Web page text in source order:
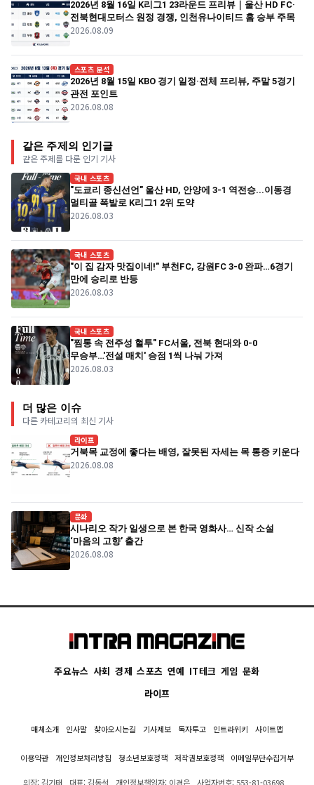
2026년 8월 16일 K리그1 23라운드 프리뷰｜울산 HD FC·
전북현대모터스 원정 경쟁, 인천유나이티드 홈 승부 주목
2026.08.09
스포츠 분석
2026년 8월 15일 KBO 경기 일정·전체 프리뷰, 주말 5경기
관전 포인트
2026.08.08
같은 주제의 인기글
같은 주제를 다룬 인기 기사
국내 스포츠
"도쿄리 종신선언" 울산 HD, 안양에 3-1 역전승...이동경
멀티골 폭발로 K리그1 2위 도약
2026.08.03
국내 스포츠
"이 집 감자 맛집이네!" 부천FC, 강원FC 3-0 완파…6경기
만에 승리로 반등
2026.08.03
국내 스포츠
"찜통 속 전주성 혈투" FC서울, 전북 현대와 0-0
무승부…'전설 매치' 승점 1씩 나눠 가져
2026.08.03
더 많은 이슈
다른 카테고리의 최신 기사
라이프
거북목 교정에 좋다는 배영, 잘못된 자세는 목 통증 키운다
2026.08.08
문화
시나리오 작가 일생으로 본 한국 영화사… 신작 소설
‘마음의 고향’ 출간
2026.08.08
주요뉴스 사회 경제 스포츠 연예 IT테크 게임 문화
라이프
매체소개 인사말 찾아오시는길 기사제보 독자투고 인트라위키 사이트맵
이용약관 개인정보처리방침 청소년보호정책 저작권보호정책 이메일무단수집거부
의장: 김기태 대표: 김동석 개인정보책임자: 이경은 사업자번호: 553-81-03698